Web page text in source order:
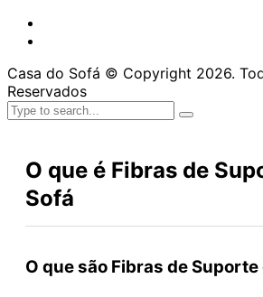
Casa do Sofá © Copyright 2026.
Reservados
O que é Fibras de
Sofá
O que são Fibras de Suporte